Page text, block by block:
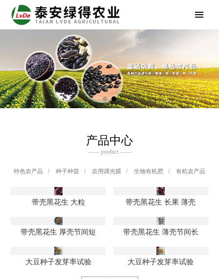
产品中心
—— product ——
特色农产品 / 种子种苗 / 农用调光膜 / 生物有机肥 / 有机农产品
带壳黑花生 大粒 带壳黑花生 长果 薄壳
带壳黑花生 厚壳节间短 带壳黑花生 薄壳节间长
大豆种子发芽率试验 大豆种子发芽率试验